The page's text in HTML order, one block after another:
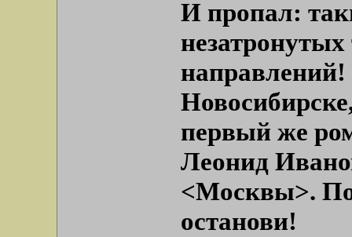
И пропал:
направлений!
первый же
Леонид
<Москвы>.
останови!